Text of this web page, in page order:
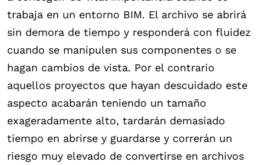
trabaja en un entorno BIM. El archivo se abrirá
sin demora de tiempo y responderá con fluidez
cuando se manipulen sus componentes o se
hagan cambios de vista. Por el contrario
aquellos proyectos que hayan descuidado este
aspecto acabarán teniendo un tamaño
exageradamente alto, tardarán demasiado
tiempo en abrirse y guardarse y correrán un
riesgo muy elevado de convertirse en archivos